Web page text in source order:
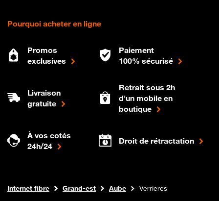
Pourquoi acheter en ligne
Promos
exclusives
Paiement
100% sécurisé
Livraison
gratuite
Retrait sous 2h
d'un mobile en
boutique
À vos cotés
24h/24
Droit de rétractation
Boutique Orange
Internet fibre Grand-est Aube Verrieres